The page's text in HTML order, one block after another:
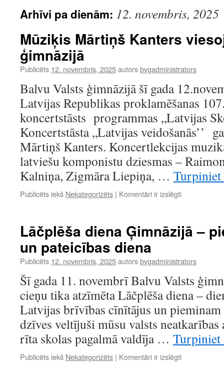
Arhīvi pa dienām: 12. novembris, 2025
Mūziķis Mārtiņš Kanters
ģimnāzijā
Publicēts 12. novembris, 2025autorsbvgadministrators
Balvu Valsts ģimnāzijā šī gada
Latvijas Republikas proklamēšanas
koncertstāsts programmas „Latvijas
Koncertstāsta „Latvijas veidošanās’’
Mārtiņš Kanters. Koncertlekcijas
latviešu komponistu dziesmas –
Kalniņa, Zigmāra Liepiņa, …
Publicēts iekš Nekategorizēts | Komentāri ir izslēgtiMūziķis
Balvu
Valsts
Lāčplēša diena Ģimnāzijā –
un pateicības diena
Publicēts 12. novembris, 2025autorsbvgadministrators
Šī gada 11. novembrī Balvu Valsts
cieņu tika atzīmēta Lāčplēša diena –
Latvijas brīvības cīnītājus un pieminam
dzīves veltījuši mūsu valsts neatkarības
rīta skolas pagalmā valdīja …
Publicēts iekš Nekategorizēts | Komentāri ir izslēgtiLāčplēša